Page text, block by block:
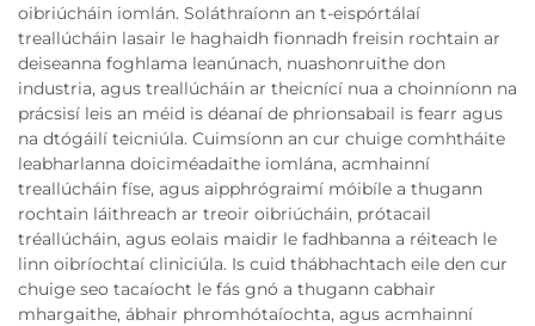
oibriúcháin iomlán. Soláthraíonn an t-eispórtálaí
treallúcháin lasair le haghaidh fionnadh freisin rochtain ar
deiseanna foghlama leanúnach, nuashonruithe don
industria, agus treallúcháin ar theicnící nua a choinníonn na
prácsisí leis an méid is déanaí de phrionsabail is fearr agus
na dtógáilí teicniúla. Cuimsíonn an cur chuige comhtháite
leabharlanna doiciméadaithe iomlána, acmhainní
treallúcháin físe, agus aipphrógraimí móibíle a thugann
rochtain láithreach ar treoir oibriúcháin, prótacail
tréallúcháin, agus eolais maidir le fadhbanna a réiteach le
linn oibríochtaí cliniciúla. Is cuid thábhachtach eile den cur
chuige seo tacaíocht le fás gnó a thugann cabhair
mhargaithe, ábhair phromhótaíochta, agus acmhainní